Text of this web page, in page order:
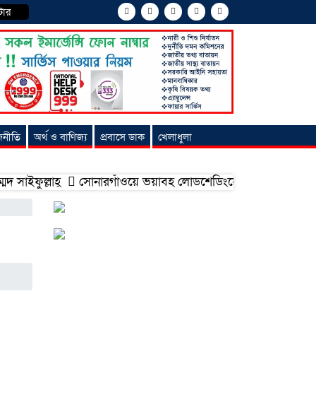
অর্থ ও বাণিজ্য প্রবাসে ডাক
খেলাধুলা
সোনারগাঁওয়ে ভয়াবহ লোডশেডিংয়ে জনজীবন চরমভাবে